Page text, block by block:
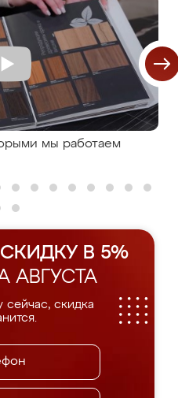
мы работаем
В 5%
АВГУСТА
сейчас, скидка